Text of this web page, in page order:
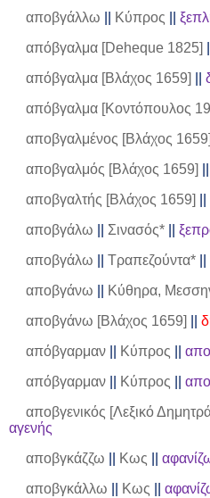
αποβγάλλω
Κύπρος
απόβγαλμα [Deheque1825]
απόβγαλμα [Βλάχος 1659]
απόβγαλμα [Κοντόπουλος
αποβγαλμένος [Βλάχος 1659]
αποβγαλμός [Βλάχος 1659]
αποβγαλτής [Βλάχος 1659]
αποβγάλω
Σινασός*||
αποβγάλω
Τραπεζούντα*||
αποβγάνω
Κύθηρα,
αποβγάνω [Βλάχος 1659]
απόβγαρμαν|| Κύπρος
απόβγαρμαν|| Κύπρος
αποβγενικός [Λεξικό
αγενής
αποβγκάζζω
Κως
αποβγκάλλω
Κως